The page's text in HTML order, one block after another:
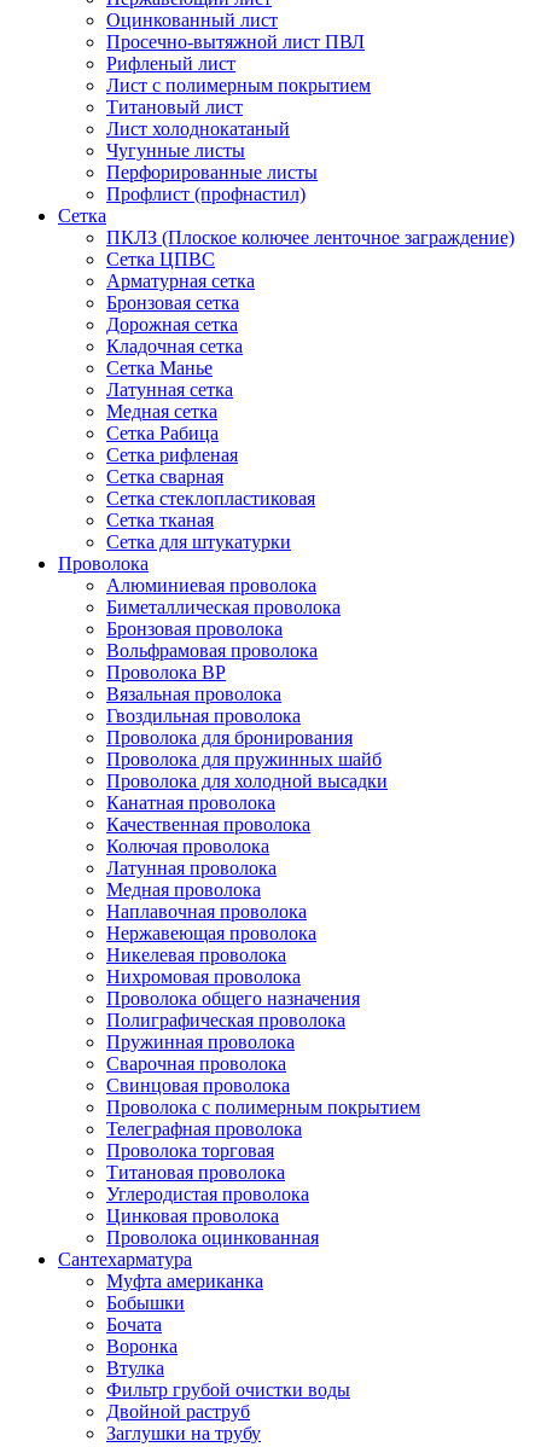
Оцинкованный лист
Просечно-вытяжной лист ПВЛ
Рифленый лист
Лист с полимерным покрытием
Титановый лист
Лист холоднокатаный
Чугунные листы
Перфорированные листы
Профлист (профнастил)
Сетка
ПКЛЗ (Плоское колючее ленточное заграждение)
Сетка ЦПВС
Арматурная сетка
Бронзовая сетка
Дорожная сетка
Кладочная сетка
Сетка Манье
Латунная сетка
Медная сетка
Сетка Рабица
Сетка рифленая
Сетка сварная
Сетка стеклопластиковая
Сетка тканая
Сетка для штукатурки
Проволока
Алюминиевая проволока
Биметаллическая проволока
Бронзовая проволока
Вольфрамовая проволока
Проволока ВР
Вязальная проволока
Гвоздильная проволока
Проволока для бронирования
Проволока для пружинных шайб
Проволока для холодной высадки
Канатная проволока
Качественная проволока
Колючая проволока
Латунная проволока
Медная проволока
Наплавочная проволока
Нержавеющая проволока
Никелевая проволока
Нихромовая проволока
Проволока общего назначения
Полиграфическая проволока
Пружинная проволока
Сварочная проволока
Свинцовая проволока
Проволока с полимерным покрытием
Телеграфная проволока
Проволока торговая
Титановая проволока
Углеродистая проволока
Цинковая проволока
Проволока оцинкованная
Сантехарматура
Муфта американка
Бобышки
Бочата
Воронка
Втулка
Фильтр грубой очистки воды
Двойной раструб
Заглушки на трубу